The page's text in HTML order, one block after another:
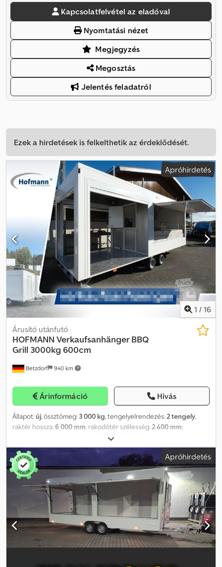
Kapcsolatfelvétel az eladóval
Nyomtatási nézet
Megjegyzés
Megosztás
Jelentés feladatról
Ezek a hirdetések is felkelthetik az érdeklődését.
Apróhirdetés
1 / 16
Betzdorf 940 km
Árusító utánfutó
HOFMANN Verkaufsanhänger BBQ
Grill 3000kg 600cm
Árinformáció Hívás
Állapot:új, össztömeg: 3 000 kg, tengelyelrendezés:2 tengely,
raktér hossza:6 000 mm, rakodótér szélesség:2 400 mm,
, VHSP600 tűzrakóhely a hátsó részben
Flammlachs BBQ Grill A bemutatott tárgy egy példája
munkáinknak, ezt az ügyfél részére már átadtuk. Egyedi
járműépítéssel foglalkozó gyártóként az ön igényei szerint
tervezzük, tervezzük meg és építjük meg járműveit. A méretek,
felépítmények, belső kialakítás, színvilág és a műszaki felszereltség
teljesen szabadon választhatók. Kérdése van a
megvalósíthatóságról? Küldje el nekünk igényeinek listáját vagy
akár egy egyszerű vázlatot, és részletes ajánlatot készítünk
tételes árakkal. Kérjük, érdeklődés esetén használja a 0468-as
számot. Műszaki adatok: * Teljes tömeg: 3.000 kg * Méretek
Apróhirdetés